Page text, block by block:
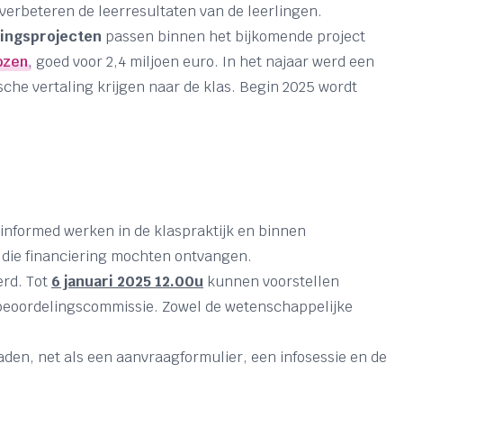
de leerresultaten van de leerlingen.
passen binnen het bijkomende project
, goed voor 2,4 miljoen euro. In het najaar werd een
vertaling krijgen naar de klas. Begin 2025 wordt
werken in de klaspraktijk en binnen
financiering mochten ontvangen.
Tot 6 januari 2025 12.00u kunnen voorstellen
Zowel de wetenschappelijke
net als een aanvraagformulier, een infosessie en de